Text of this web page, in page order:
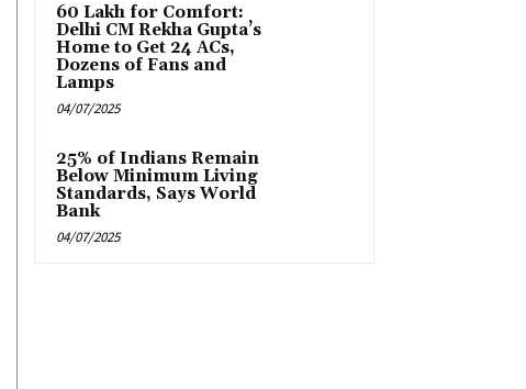
₹60 Lakh for Comfort:
Delhi CM Rekha Gupta’s
Home to Get 24 ACs,
Dozens of Fans and
Lamps
04/07/2025
25% of Indians Remain
Below Minimum Living
Standards, Says World
Bank
04/07/2025